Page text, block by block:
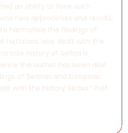
an ability to face such
new approaches and results,
harmonise the findings of
historians who dealt with the
history of Serbia is
the author has been able
of Serbian and European
with the history Serbia.” Prof.